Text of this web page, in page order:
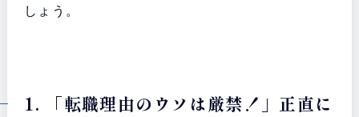
しょう。
1. 「転職理由のウソは厳禁！」正直に